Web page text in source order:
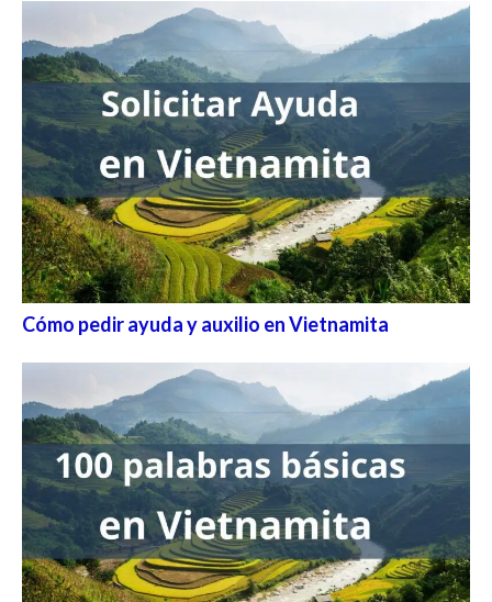
Cómo pedir ayuda y auxilio en Vietnamita